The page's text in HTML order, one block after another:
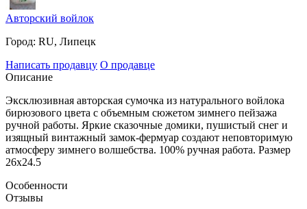
Авторский войлок
Город: RU, Липецк
Написать продавцу О продавце
Описание
Эксклюзивная авторская сумочка из натурального войлока
бирюзового цвета с объемным сюжетом зимнего пейзажа
ручной работы. Яркие сказочные домики, пушистый снег и
изящный винтажный замок-фермуар создают неповторимую
атмосферу зимнего волшебства. 100% ручная работа. Размер
26х24.5
Особенности
Отзывы